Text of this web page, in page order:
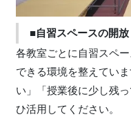
■自習スペースの開放
各教室ごとに自習スペ
できる環境を整えてい
い」「授業後に少し残
ひ活用してください。